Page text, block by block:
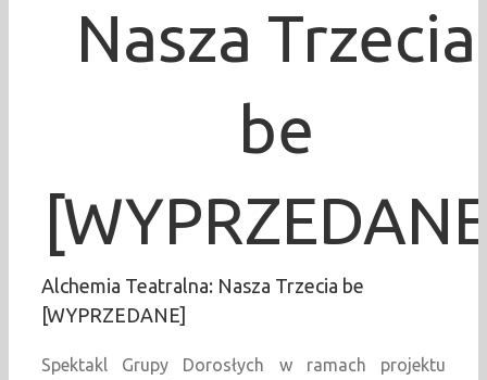
Nasza Trzecia
be
Alchemia Teatralna: Nasza Trzecia be
[WYPRZEDANE]
Spektakl Grupy Dorosłych w ramach projektu